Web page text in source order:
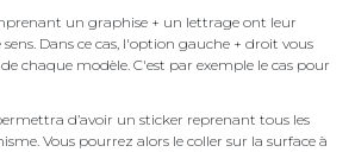
un graphise + un lettrage ont leur
Dans ce cas, l'option gauche + droit vous
chaque modèle. C'est par exemple le cas pour
d’avoir un sticker reprenant tous les
Vous pourrez alors le coller sur la surface à